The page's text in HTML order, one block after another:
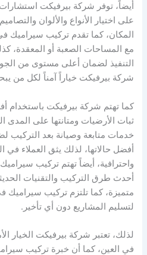
أيضاً، توفر شركة بيرفيكت
على اختيار الأنواع والألوان
المكان، كما تقدم تركيب سيراميك
مع المساحات الصعبة أو المعقدة،
التنفيذ لضمان أعلى مستوى من
شركة بيرفيكت خياراً آمناً لكل من
كما تهتم شركة بيرفيكت باستخدام
ثبات الأرضيات ومتانتها على المدى
خدمات متابعة وصيانة بعد التركيب
أفضل حالاتها، لذلك يثق العملاء في
واحترافية، أيضاً تهتم تركيب
أحدث طرق التركيب والتقنيات
متميزة، كما تلتزم تركيب سيراميك في
لتسليم المشاريع دون أي تأخير.
لذلك، تعتبر شركة بيرفيكت الخيار
في العين، كما أن خبرة تركيب